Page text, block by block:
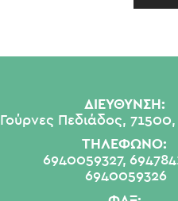
ΔΙΕΥΘΥΝΣΗ:
Γούρνες Πεδιάδος,
ΤΗΛΕΦΩΝΟ:
6940059327,
6940059326